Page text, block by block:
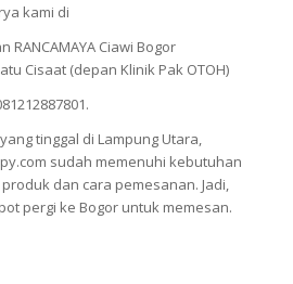
kami di
Ciawi Bogor
Cisaat (depan Klinik Pak OTOH)
tinggal di Lampung Utara,
sudah memenuhi kebutuhan
dan cara pemesanan. Jadi,
pergi ke Bogor untuk memesan.